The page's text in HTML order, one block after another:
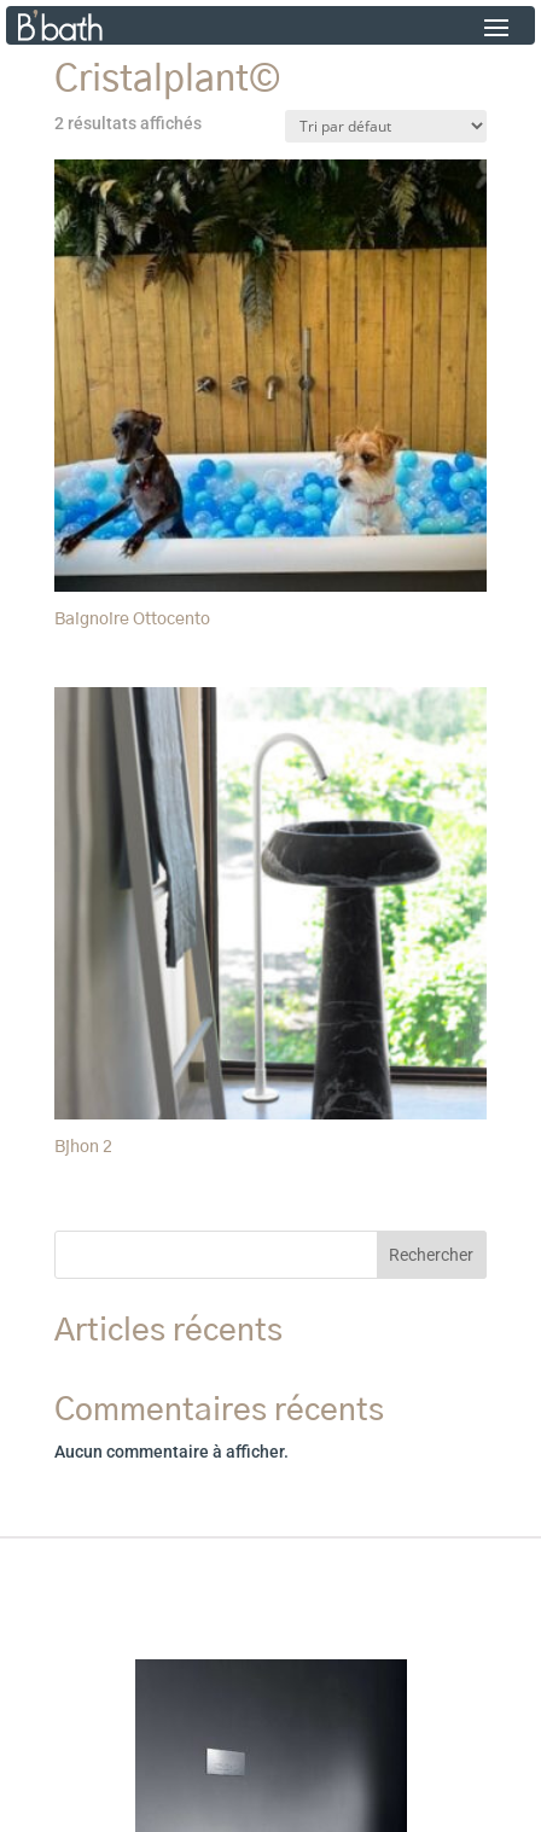
Cristalplant©
2 résultats affichés
Baignoire Ottocento
Bjhon 2
Rechercher
Articles récents
Commentaires récents
Aucun commentaire à afficher.